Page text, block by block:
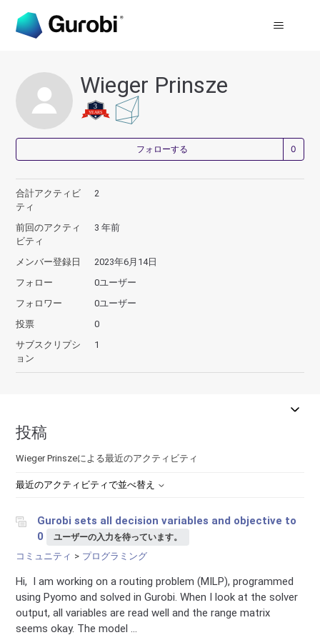
Wieger Prinsze
フォローする
合計アクティビ
ティ
2
前回のアクティ
ビティ
3 年前
メンバー登録日
2023年6月14日
フォロー
0ユーザー
フォロワー
0ユーザー
投票
0
サブスクリプシ
ョン
1
投稿
Wieger Prinszeによる最近のアクティビティ
最近のアクティビティで並べ替え
Gurobi sets all decision variables and objective to
0
ユーザーの入力を待っています。
コミュニティ プログラミング
Hi, I am working on a routing problem (MILP), programmed
using Pyomo and solved in Gurobi. When I look at the solver
output, all variables are read well and the range matrix
seems okay. The model ...